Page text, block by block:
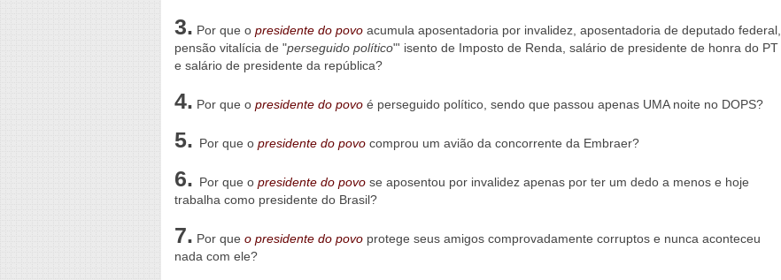
3. Por que o presidente do povo acumula aposentadoria por invalidez, aposentadoria de deputado federal,
pensão vitalícia de "perseguido político"' isento de Imposto de Renda, salário de presidente de honra do PT
e salário de presidente da república?
4. Por que o presidente do povo é perseguido político, sendo que passou apenas UMA noite no DOPS?
5. Por que o presidente do povo comprou um avião da concorrente da Embraer?
6. Por que o presidente do povo se aposentou por invalidez apenas por ter um dedo a menos e hoje
trabalha como presidente do Brasil?
7. Por que o presidente do povo protege seus amigos comprovadamente corruptos e nunca aconteceu
nada com ele?